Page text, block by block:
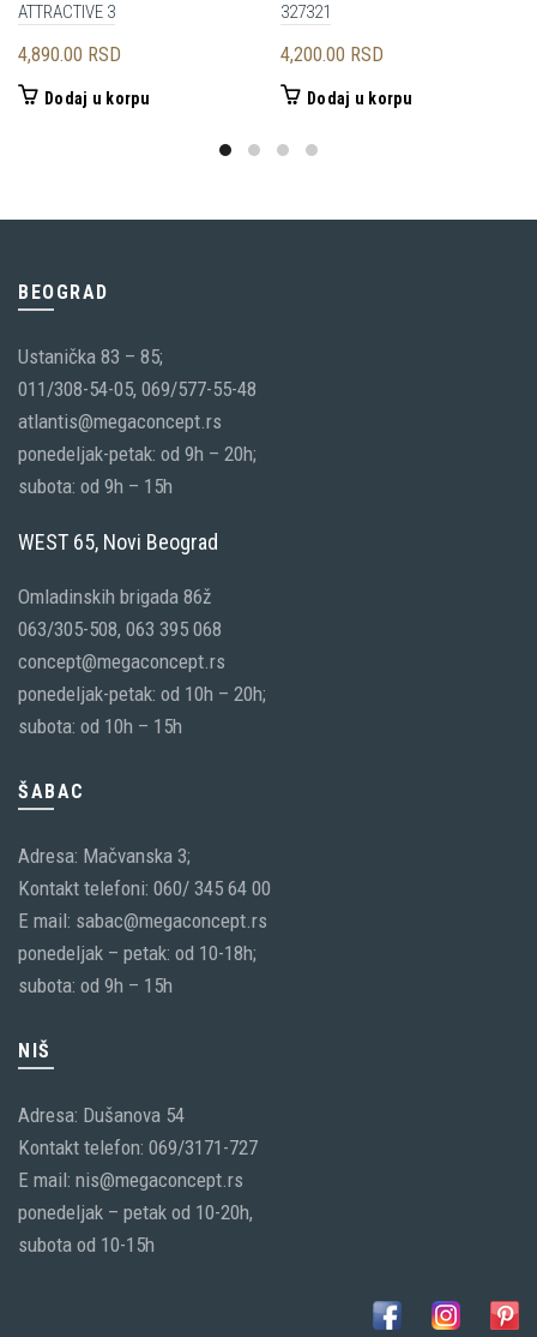
ATTRACTIVE 3
4,890.00 RSD
Dodaj u korpu
327321
4,200.00 RSD
Dodaj u korpu
BEOGRAD
Ustanička 83 – 85;
011/308-54-05, 069/577-55-48
atlantis@megaconcept.rs
ponedeljak-petak: od 9h – 20h;
subota: od 9h – 15h
WEST 65, Novi Beograd
Omladinskih brigada 86ž
063/305-508, 063 395 068
concept@megaconcept.rs
ponedeljak-petak: od 10h – 20h;
subota: od 10h – 15h
ŠABAC
Adresa: Mačvanska 3;
Kontakt telefoni: 060/ 345 64 00
E mail: sabac@megaconcept.rs
ponedeljak – petak: od 10-18h;
subota: od 9h – 15h
NIŠ
Adresa: Dušanova 54
Kontakt telefon: 069/3171-727
E mail: nis@megaconcept.rs
ponedeljak – petak od 10-20h,
subota od 10-15h